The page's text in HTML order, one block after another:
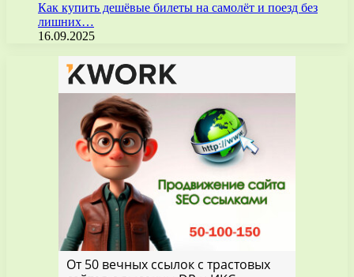
Как купить дешёвые билеты на самолёт и поезд без
лишних…
16.09.2025